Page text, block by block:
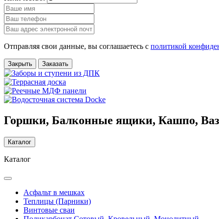
Отправляя свои данные, вы соглашаетесь с политикой
Закрыть Заказать
Горшки, Балконные ящики, Кашпо,
Каталог
Каталог
Асфальт в мешках
Теплицы (Парники)
Винтовые сваи